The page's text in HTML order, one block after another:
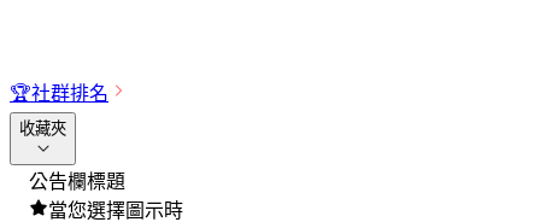
🏆社群排名
收藏夾
公告欄標題
當您選擇圖示時